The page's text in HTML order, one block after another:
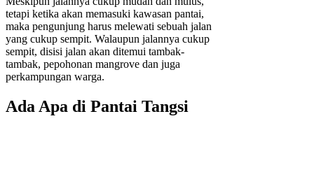
tetapi ketika akan memasuki kawasan pantai,
maka pengunjung harus melewati sebuah jalan
yang cukup sempit. Walaupun jalannya cukup
sempit, disisi jalan akan ditemui tambak-
tambak, pepohonan mangrove dan juga
perkampungan warga.
Ada Apa di Pantai Tangsi